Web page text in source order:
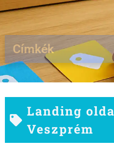
Címkék
Landing
Veszprém